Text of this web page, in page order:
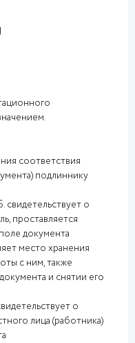
соответствия
подлиннику
свидетельствует о
проставляется
документа
место хранения
с ним, также
и снятии его
о
лица (работника)